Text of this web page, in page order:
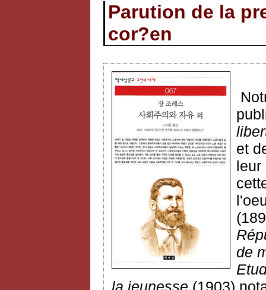
Parution de la
cor?en
et
leur
de
la jeunesse (1903)